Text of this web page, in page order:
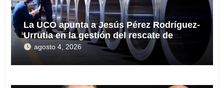
La UCO apunta a Jesús Pérez Rodríguez-
Urrutia en la gestión del rescate de
Tubos Reunidos
agosto 4, 2026